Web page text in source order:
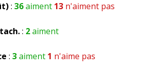
: 36aiment 13 n'aiment pas
: 2aiment
: 3aiment 1 n'aime pas